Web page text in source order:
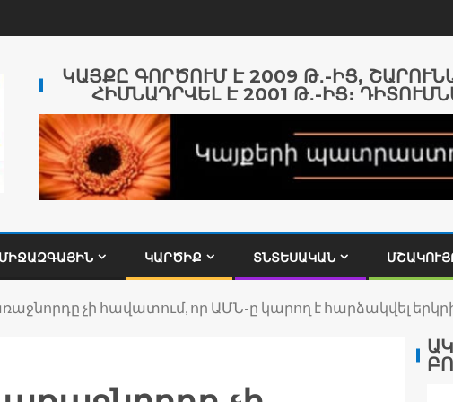
ԿԱՅՔԸ ԳՈՐԾՈՒՄ Է 2009 Թ․-ԻՑ,
ՀԻՄՆԱԴՐՎԵԼ Է 2001 Թ․-ԻՑ։
ԿԱՐԾԻՔ ՏՆՏԵՍԱԿԱՆ
չի հավատում, որ ԱՄՆ-ը կարող է հարձակվել